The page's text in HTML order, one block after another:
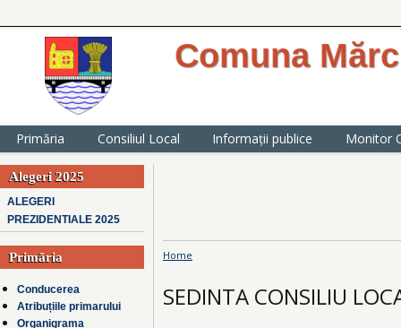
Comuna
Primăria Consiliul Local Informații publice Monitor
Alegeri 2025
ALEGERI
PREZIDENTIALE 2025
Primăria
Conducerea
Atribuțiile primarului
Organigrama
You are here
Home
SEDINTA CONSILIU